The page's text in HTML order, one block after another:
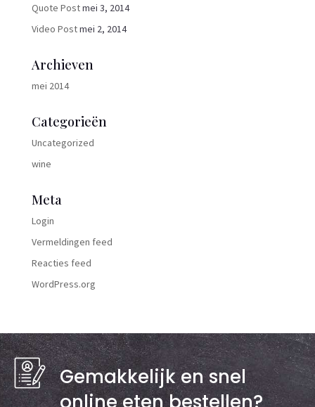
Quote Postmei 3, 2014
Video Postmei 2, 2014
Archieven
mei 2014
Categorieën
Uncategorized
wine
Meta
Login
Vermeldingen feed
Reacties feed
WordPress.org
Gemakkelijk en snel
online eten bestellen?